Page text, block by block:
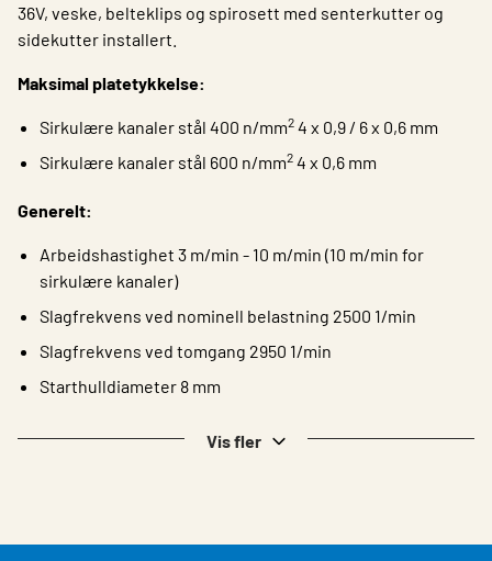
36V, veske, belteklips og spirosett med senterkutter og
sidekutter installert.
Maksimal platetykkelse:
Sirkulære kanaler stål 400 n/mm2 4 x 0,9 / 6 x 0,6 mm
Sirkulære kanaler stål 600 n/mm2 4 x 0,6 mm
Generelt:
Arbeidshastighet 3 m/min - 10 m/min (10 m/min for
sirkulære kanaler)
Slagfrekvens ved nominell belastning 2500 1/min
Slagfrekvens ved tomgang 2950 1/min
Starthulldiameter 8 mm
Vis fler